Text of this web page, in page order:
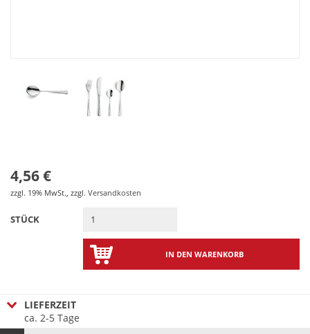
4,56 €
zzgl. 19% MwSt., zzgl. Versandkosten
STÜCK
IN DEN WARENKORB
LIEFERZEIT
ca. 2-5 Tage